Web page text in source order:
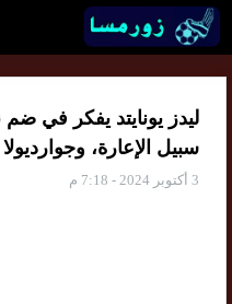
ليدز يونايتد يفكر في
سبيل الإعارة،
3 أكتوبر 2024 - 7:18 م